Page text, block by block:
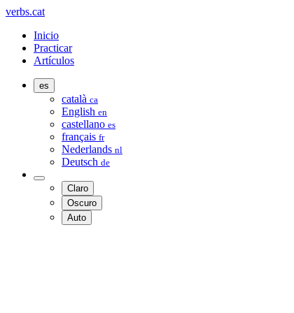
verbs.cat
Inicio
Practicar
Artículos
es
català ca
English en
castellano es
français fr
Nederlands nl
Deutsch de
Claro
Oscuro
Auto